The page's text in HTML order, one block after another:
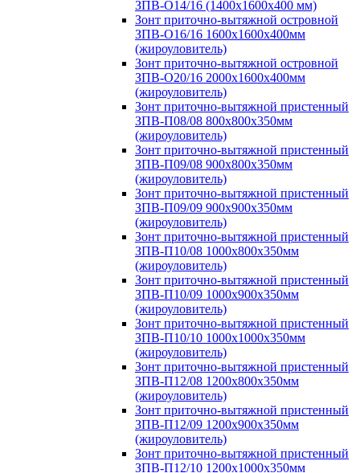
ЗПВ-О14/16 (1400х1600х400 мм)
Зонт приточно-вытяжной островной
ЗПВ-О16/16 1600х1600х400мм
(жироуловитель)
Зонт приточно-вытяжной островной
ЗПВ-О20/16 2000х1600х400мм
(жироуловитель)
Зонт приточно-вытяжной пристенный
ЗПВ-П08/08 800х800х350мм
(жироуловитель)
Зонт приточно-вытяжной пристенный
ЗПВ-П09/08 900х800х350мм
(жироуловитель)
Зонт приточно-вытяжной пристенный
ЗПВ-П09/09 900х900х350мм
(жироуловитель)
Зонт приточно-вытяжной пристенный
ЗПВ-П10/08 1000х800х350мм
(жироуловитель)
Зонт приточно-вытяжной пристенный
ЗПВ-П10/09 1000х900х350мм
(жироуловитель)
Зонт приточно-вытяжной пристенный
ЗПВ-П10/10 1000х1000х350мм
(жироуловитель)
Зонт приточно-вытяжной пристенный
ЗПВ-П12/08 1200х800х350мм
(жироуловитель)
Зонт приточно-вытяжной пристенный
ЗПВ-П12/09 1200х900х350мм
(жироуловитель)
Зонт приточно-вытяжной пристенный
ЗПВ-П12/10 1200х1000х350мм